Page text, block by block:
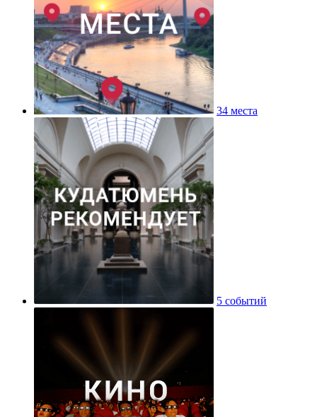
34 места
5 событий